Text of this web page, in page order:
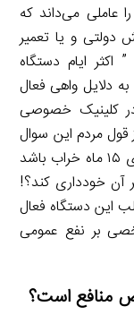
عاملی می‌داند که
و یا تعمیر
ایام دستگاه
دلایل واهی فعال
کلینیک خصوصی
قول مردم این سوال
را مطرح می‌کند که ” چرا باید دستگاه اکو مری ۱۵ ماه خراب باشد
آن خودداری کند؟!
این دستگاه فعال
بر نفع عمومی
منافع است؟